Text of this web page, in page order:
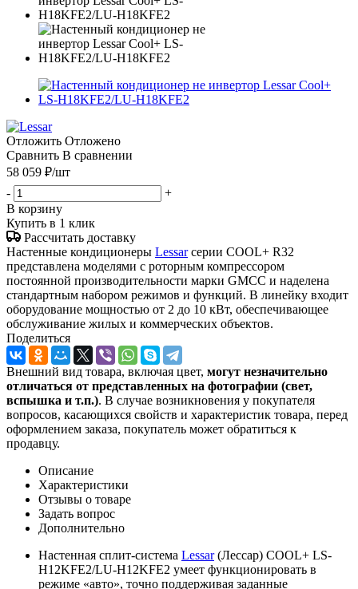
Отложить Отложено
Сравнить В сравнении
58 059 ₽/шт
-
+
В корзину
Купить в 1 клик
Рассчитать доставку
Настенные кондиционеры Lessarсерии COOL+ R32
представлена моделями с роторным компрессором
постоянной производительности марки GMCC и наделена
стандартным набором режимов и функций. В линейку входит
оборудование мощностью от 2 до 10 кВт, обеспечивающее
обслуживание жилых и коммерческих объектов.
Поделиться
Внешний вид товара, включая цвет, могут незначительно
отличаться от представленных на фотографии (свет,
вспышка и т.п.). В случае возникновения у покупателя
вопросов, касающихся свойств и характеристик товара, перед
оформлением заказа, покупатель может обратиться к
продавцу.
Описание
Характеристики
Отзывы о товаре
Задать вопрос
Дополнительно
Настенная сплит-система Lessar(Лессар) COOL+ LS-
H12KFE2/LU-H12KFE2 умеет функционировать в
режиме «авто», точно поддерживая заданные